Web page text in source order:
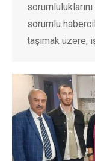
sorumlu
taşımak üzere,